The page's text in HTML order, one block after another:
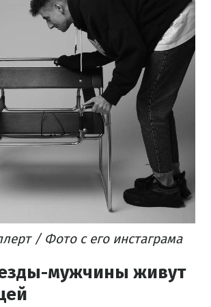
/ Фото с его инстаграма
мужчины живут